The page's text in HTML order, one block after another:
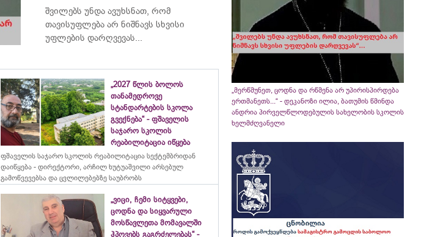
შვილებს უნდა ავუხსნათ, რომ
თავისუფლება არ ნიშნავს სხვისი
უფლების დარღვევას...
„2027 წლის ბოლოს
თანამედროვე
სტანდარტების სკოლა
გვექნება“ - ფშაველის
საჯარო სკოლის
რეაბილიტაცია იწყება
ფშაველის საჯარო სკოლის რეაბილიტაცია სექტემბრიდან
დაიწყება - დირექტორი, არჩილ ხუტუაშვილი არსებულ
გამოწვევებსა და ცვლილებებზე საუბრობს
„ვიცი, ჩემი სიტყვები,
ცოდნა და სიყვარული
მოსწავლეთა მომავალში
ჰპოვებს გაგრძელებას“ -
„მერწმუნეთ, ცოდნა და რწმენა არ უპირისპირდება
ერთმანეთს...“ - დეკანოზი ილია, ბათუმის წმინდა
ანდრია პირველწლოდებულის სახელობის სკოლის
ხელმძღვანელი